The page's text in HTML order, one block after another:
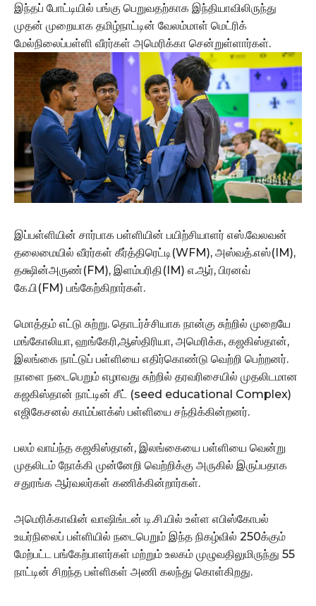
இந்தப் போட்டியில் பங்கு பெறுவதற்காக இந்தியாவிலிருந்து
முதன் முறையாக தமிழ்நாட்டின் வேலம்மாள் மெட்ரிக்
மேல்நிலைப்பள்ளி‌ வீரர்கள் அமெரிக்கா சென்றுள்ளார்கள்.
இப்பள்ளியின்‌ சார்பாக பள்ளியின் பயிற்சியாளர்‌ எஸ்.வேலவன்‌
தலைமையில் வீரர்கள் கீர்த்தி‌ரெட்டி(WFM), அஸ்வத்.எஸ்(IM),
தக்ஷின்அருண்(FM), இளம்பரிதி(IM) எ.ஆர், பிரனவ்
கே.பி(FM) பங்கேற்கிறார்கள்.
மொத்தம் எட்டு சுற்று. தொடர்ச்சியாக நான்கு சுற்றில் முறையே
மங்கோலியா, ஹங்கேரி,ஆஸ்திரியா, அமெரிக்க, கஜகிஸ்தான்,
இலங்கை நாட்டு‌ப் பள்ளியை‌ எதிர்கொண்டு வெற்றி பெற்றனர்.
நாளை நடைபெறும் எழாவது சுற்றில் தரவரிசையில் முதலிடமான
கஜகிஸ்தான் நாட்டின் சீட் (seed educational Complex)
எஜிகேசனல் காம்ப்ளக்ஸ் பள்ளியை சந்திக்கின்றனர்.
பலம் வாய்ந்த கஜகிஸ்தான், இலங்கையை பள்ளியை வென்று
முதலிடம் நோக்கி முன்னேறி வெற்றிக்கு அருகில் இருப்பதாக
சதுரங்க ஆர்வலர்கள் கணிக்கின்றார்கள்.
அமெரிக்காவின் வாஷிங்டன் டி.சி.யில் உள்ள எபிஸ்கோபல்
உயர்நிலைப் பள்ளியில் நடைபெறும் இந்த நிகழ்வில் 250க்கும்
மேற்பட்ட பங்கேற்பாளர்கள் மற்றும் உலகம் முழுவதிலுமிருந்து 55
நாட்டின்‌ சிறந்த பள்ளிகள் அணி கலந்து கொள்கிறது.